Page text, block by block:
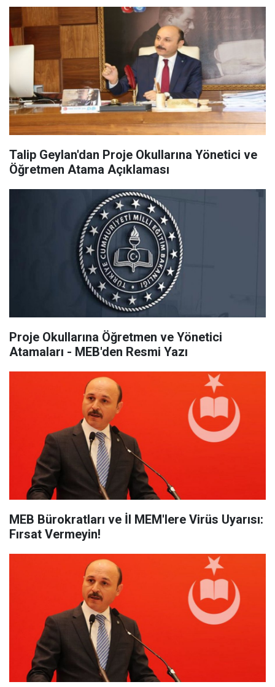
Talip Geylan'dan Proje Okullarına Yönetici ve
Öğretmen Atama Açıklaması
Proje Okullarına Öğretmen ve Yönetici
Atamaları - MEB'den Resmi Yazı
MEB Bürokratları ve İl MEM'lere Virüs Uyarısı:
Fırsat Vermeyin!